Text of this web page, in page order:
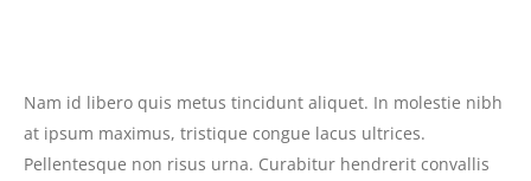
Nam id libero quis metus tincidunt aliquet. In molestie nibh
at ipsum maximus, tristique congue lacus ultrices.
Pellentesque non risus urna. Curabitur hendrerit convallis